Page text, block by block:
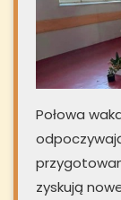
Połowa
zyskują